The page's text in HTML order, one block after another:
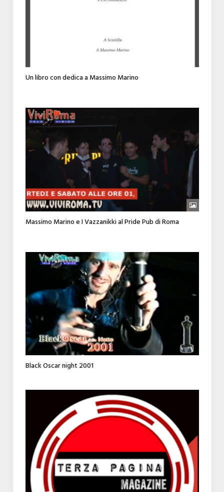
Un libro con dedica a Massimo Marino
Massimo Marino e I Vazzanikki al Pride Pub di Roma
Black Oscar night 2001